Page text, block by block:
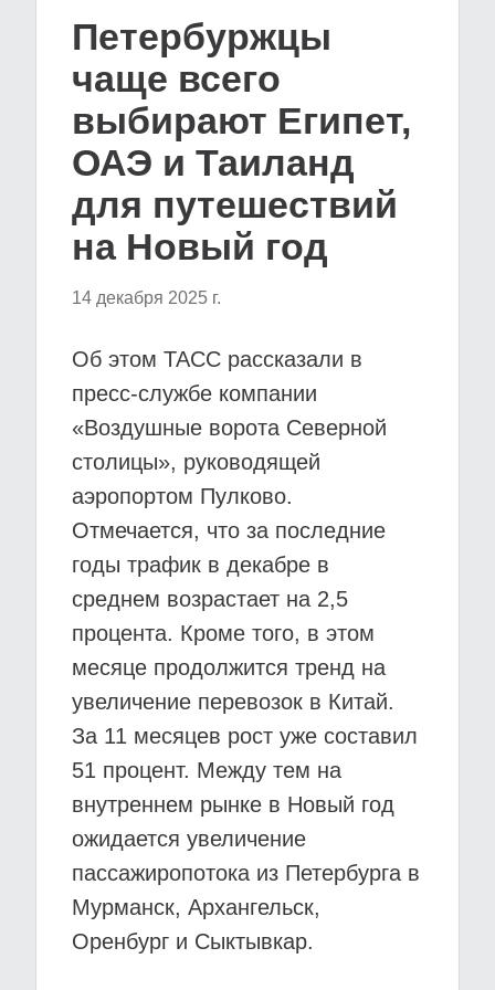
Петербуржцы
чаще всего
выбирают Египет,
ОАЭ и Таиланд
для путешествий
на Новый год
14 декабря 2025 г.
Об этом ТАСС рассказали в
пресс-службе компании
«Воздушные ворота Северной
столицы», руководящей
аэропортом Пулково.
Отмечается, что за последние
годы трафик в декабре в
среднем возрастает на 2,5
процента. Кроме того, в этом
месяце продолжится тренд на
увеличение перевозок в Китай.
За 11 месяцев рост уже составил
51 процент. Между тем на
внутреннем рынке в Новый год
ожидается увеличение
пассажиропотока из Петербурга в
Мурманск, Архангельск,
Оренбург и Сыктывкар.